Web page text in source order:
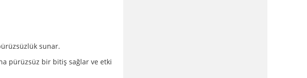
sunar.
pürüzsüz bir bitiş sağlar ve etki